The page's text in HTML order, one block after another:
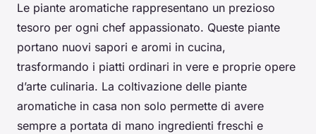
Le piante aromatiche rappresentano un prezioso
tesoro per ogni chef appassionato. Queste piante
portano nuovi sapori e aromi in cucina,
trasformando i piatti ordinari in vere e proprie opere
d’arte culinaria. La coltivazione delle piante
aromatiche in casa non solo permette di avere
sempre a portata di mano ingredienti freschi e